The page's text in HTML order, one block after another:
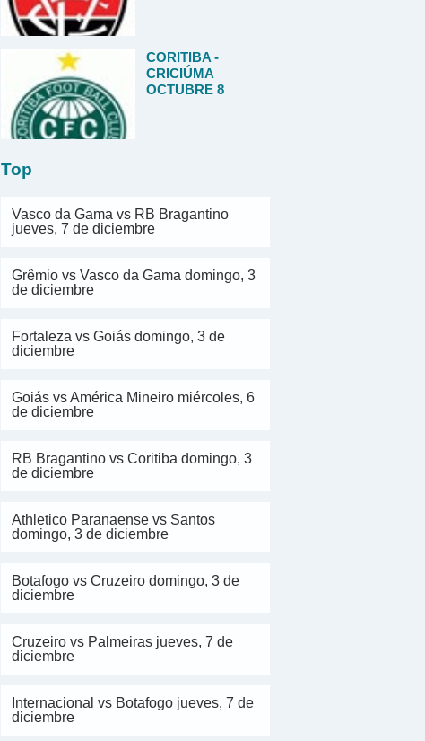
CORITIBA -
CRICIÚMA
OCTUBRE 8
Top
Vasco da Gama vs RB Bragantino
jueves, 7 de diciembre
Grêmio vs Vasco da Gama domingo, 3
de diciembre
Fortaleza vs Goiás domingo, 3 de
diciembre
Goiás vs América Mineiro miércoles, 6
de diciembre
RB Bragantino vs Coritiba domingo, 3
de diciembre
Athletico Paranaense vs Santos
domingo, 3 de diciembre
Botafogo vs Cruzeiro domingo, 3 de
diciembre
Cruzeiro vs Palmeiras jueves, 7 de
diciembre
Internacional vs Botafogo jueves, 7 de
diciembre